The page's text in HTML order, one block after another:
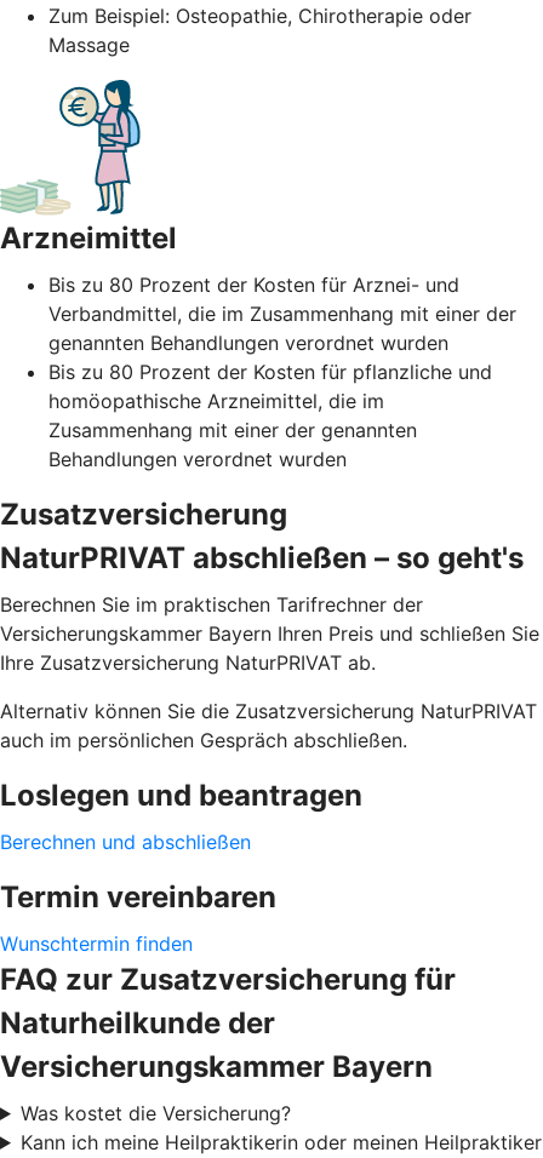
Zum Beispiel: Osteopathie, Chirotherapie oder
Massage
Arzneimittel
Bis zu 80 Prozent der Kosten für Arznei- und
Verbandmittel, die im Zusammenhang mit einer der
genannten Behandlungen verordnet wurden
Bis zu 80 Prozent der Kosten für pflanzliche und
homöopathische Arzneimittel, die im
Zusammenhang mit einer der genannten
Behandlungen verordnet wurden
Zusatzversicherung
NaturPRIVAT abschließen – so geht's
Berechnen Sie im praktischen Tarifrechner der
Versicherungskammer Bayern Ihren Preis und schließen Sie
Ihre Zusatzversicherung NaturPRIVAT ab.
Alternativ können Sie die Zusatzversicherung NaturPRIVAT
auch im persönlichen Gespräch abschließen.
Loslegen und beantragen
Berechnen und abschließen
Termin vereinbaren
Wunschtermin finden
FAQ zur Zusatzversicherung für
Naturheilkunde der
Versicherungskammer Bayern
Was kostet die Versicherung?
Kann ich meine Heilpraktikerin oder meinen Heilpraktiker